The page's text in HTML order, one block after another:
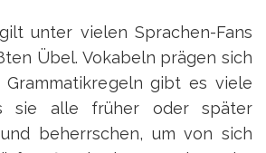
unter vielen Sprachen-Fans
Übel. Vokabeln prägen sich
gibt es viele
sie alle früher oder später
beherrschen, um von sich